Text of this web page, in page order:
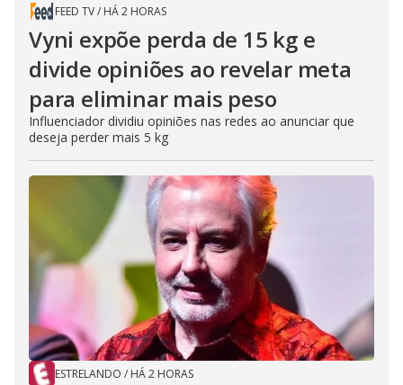
FEED TV/ HÁ 2 HORAS
Vyni expõe perda de 15 kg e
divide opiniões ao revelar meta
para eliminar mais peso
Influenciador dividiu opiniões nas redes ao anunciar que
deseja perder mais 5 kg
ESTRELANDO / HÁ 2 HORAS